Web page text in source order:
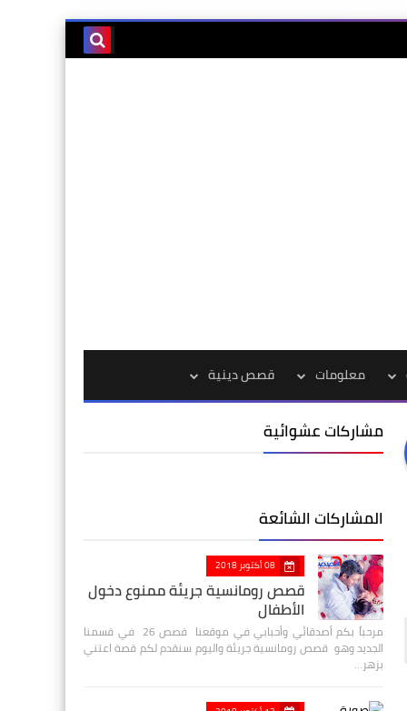
معلومات قصص دينية
مشاركات عشوائية
المشاركات الشائعة
08 أكتوبر 2018
قصص رومانسية جريئة ممنوع دخول
الأطفال
مرحباً بكم أصدقائي وأحبابي في موقعنا قصص 26 في قسمنا
الجديد وهو قصص رومانسية جريئة واليوم سنقدم لكم قصة اعتني
بزهر…